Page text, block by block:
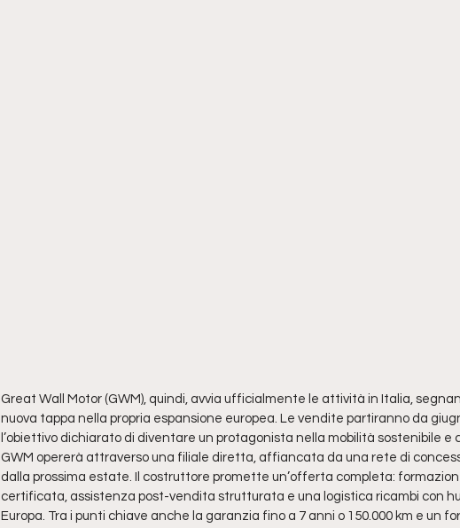
Great Wall Motor (GWM), quindi, avvia ufficialmente le attività in Italia,
nuova tappa nella propria espansione europea. Le vendite partiranno da
l’obiettivo dichiarato di diventare un protagonista nella mobilità sostenibile e
GWM opererà attraverso una filiale diretta, affiancata da una rete di
dalla prossima estate. Il costruttore promette un’offerta completa:
certificata, assistenza post-vendita strutturata e una logistica ricambi con
Europa. Tra i punti chiave anche la garanzia fino a 7 anni o 150.000 km e un